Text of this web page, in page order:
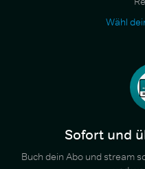
Wähl
Sofort und
Buch dein Abo und stream